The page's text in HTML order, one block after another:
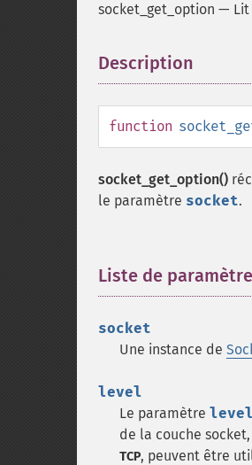
socket_get_option —
Description
function
socket_get_option()
le paramètre socket.
Liste de
socket
Une instance de
level
Le paramètre level
de la couche
TCP, peuvent être